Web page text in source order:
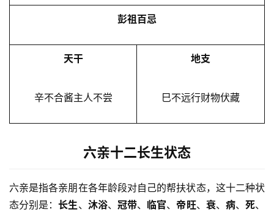
彭祖百忌
天干
辛不合酱主人不尝
地支
巳不远行财物伏藏
六亲十二长生状态
六亲是指各亲朋在各年龄段对自己的帮扶状态，这十二种状
态分别是：长生、 沐浴、 冠带、 临官、 帝旺、 衰、 病、死、